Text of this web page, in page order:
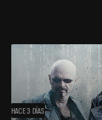
HACE 3 DÍAS